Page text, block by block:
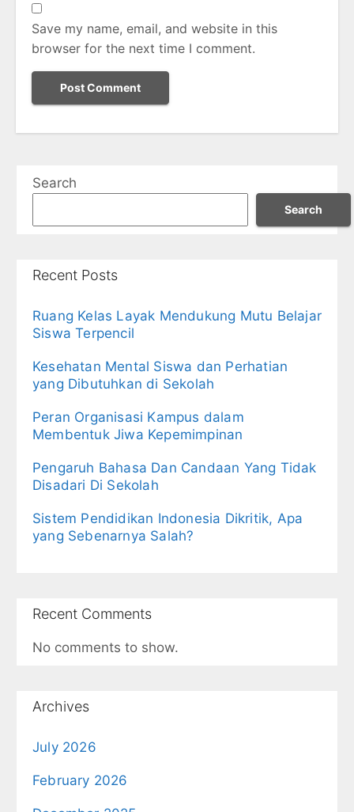
Save my name, email, and website in this
browser for the next time I comment.
Search
Search
Recent Posts
Ruang Kelas Layak Mendukung Mutu Belajar
Siswa Terpencil
Kesehatan Mental Siswa dan Perhatian
yang Dibutuhkan di Sekolah
Peran Organisasi Kampus dalam
Membentuk Jiwa Kepemimpinan
Pengaruh Bahasa Dan Candaan Yang Tidak
Disadari Di Sekolah
Sistem Pendidikan Indonesia Dikritik, Apa
yang Sebenarnya Salah?
Recent Comments
No comments to show.
Archives
July 2026
February 2026